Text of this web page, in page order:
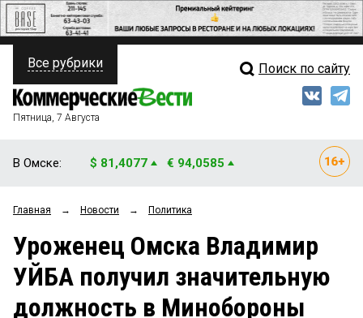
ПОЛИТИКА
ФИНАНСЫ
ОБЩЕСТВО
ЗАКОН
НОВОСТИ КОМПАНИЙ
Свежий выпуск
Рейтинги
Блоги
Все рубрики Поиск по сайту
Пятница, 7 Августа
В Омске: $ 81,4077 € 94,0585
Главная → Новости → Политика
Уроженец Омска Владимир
УЙБА получил значительную
должность в Минобороны